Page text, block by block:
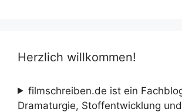
Herzlich willkommen!
filmschreiben.de ist ein
Dramaturgie, Stoffentwicklung